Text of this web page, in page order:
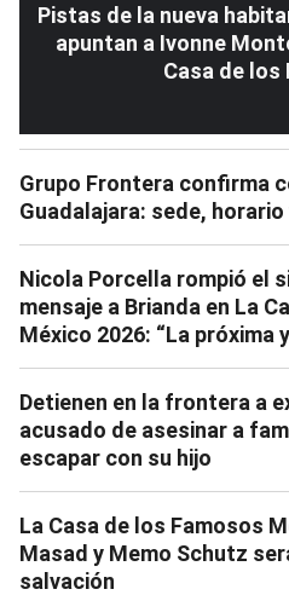
Pistas de la nueva
apuntan a Ivonne
Casa de los
Grupo Frontera confirma
Guadalajara: sede,
Nicola Porcella rompió el
mensaje a Brianda en La
México 2026: “La próxima
Detienen en la frontera a
acusado de asesinar a
escapar con su hijo
La Casa de los Famosos
Masad y Memo Schutz
salvación